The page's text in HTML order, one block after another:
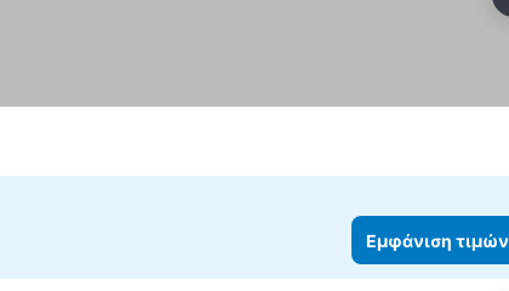
Εμφάνιση τιμών